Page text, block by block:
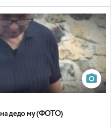
на дедо му (ФОТО)